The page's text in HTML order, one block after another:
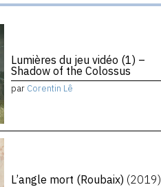
Lumières du jeu vidéo (1) –
Shadow of the Colossus
par Corentin Lê
L’angle mort (Roubaix) (2019)